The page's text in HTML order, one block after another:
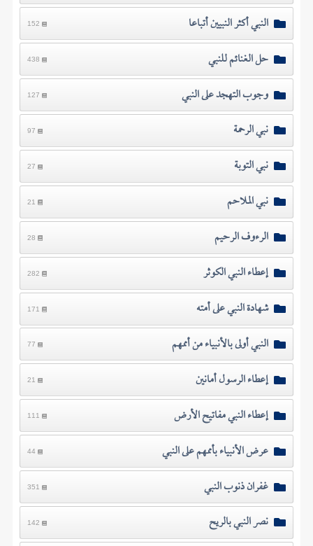
النبي أكثر النبيين أتباعا 152
حل الغنائم للنبي 438
وجوب التهجد على النبي 127
نبي الرحمة 97
نبي التوبة 27
نبي الملاحم 21
الرءوف الرحيم 28
إعطاء النبي الكوثر 282
شهادة النبي على أمته 171
النبي أولى بالأنبياء من أممهم 77
إعطاء الرسول أمانين 21
إعطاء النبي مفاتيح الأرض 111
عرض الأنبياء بأممهم على النبي 44
غفران ذنوب النبي 351
نصر النبي بالريح 142